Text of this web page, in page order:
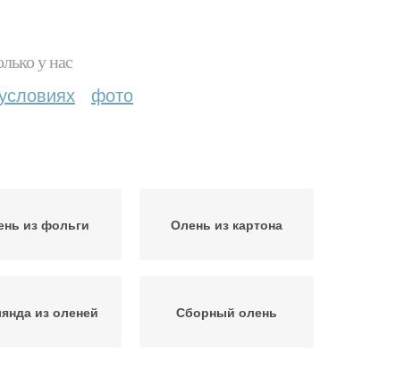
у нас
фото
из фольги Олень из картона
из оленей Сборный олень